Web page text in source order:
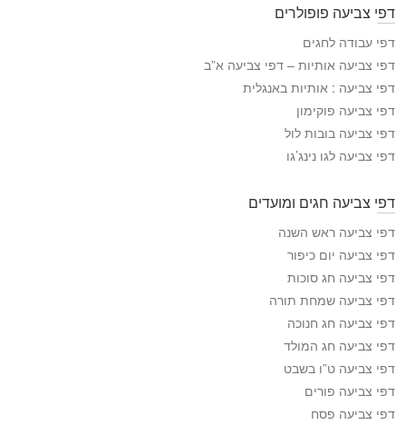
י
ה
צ
י
ע
ה
דפי צביעה פופולרים
דפי עבודה לחגים
דפי צביעה אותיות – דפי צביעה א”ב
דפי צביעה : אותיות באנגלית
דפי צביעה פוקימון
דפי צביעה בובות לול
דפי צביעה לגו נינג’גו
דפי צביעה חגים ומועדים
דפי צביעה ראש השנה
דפי צביעה יום כיפור
דפי צביעה חג סוכות
דפי צביעה שמחת תורה
דפי צביעה חג חנוכה
דפי צביעה חג המולד
דפי צביעה ט”ו בשבט
דפי צביעה פורים
דפי צביעה פסח